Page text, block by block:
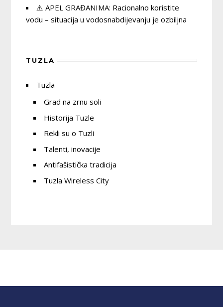
⚠️ APEL GRAĐANIMA: Racionalno koristite
vodu – situacija u vodosnabdijevanju je ozbiljna
TUZLA
Tuzla
Grad na zrnu soli
Historija Tuzle
Rekli su o Tuzli
Talenti, inovacije
Antifašistička tradicija
Tuzla Wireless City